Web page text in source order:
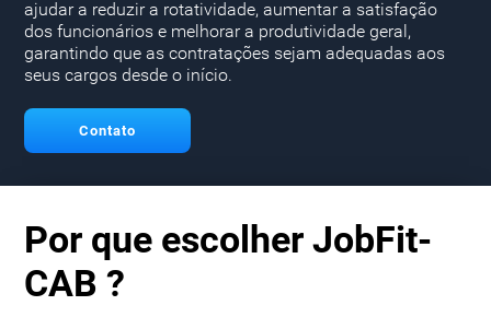
ajudar a reduzir a rotatividade, aumentar a satisfação
dos funcionários e melhorar a produtividade geral,
garantindo que as contratações sejam adequadas aos
seus cargos desde o início.
Contato
Por que escolher JobFit-
CAB ?